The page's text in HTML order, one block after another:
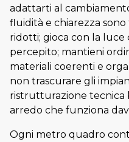
adattarti al
fluidità e chiarezza
ridotti; gioca con la luce
percepito; mantieni
materiali coerenti e
non trascurare gli
ristrutturazione tecnica
arredo che funziona
Ogni metro quadro